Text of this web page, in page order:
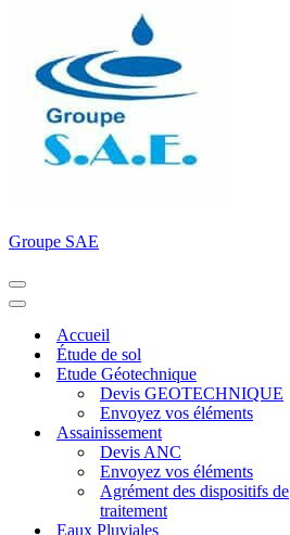
Groupe SAE
Menu
de
Menu
navigationAccueil
Étude de sol
Etude Géotechnique
Devis GEOTECHNIQUE
Envoyez vos éléments
Assainissement
Devis ANC
Envoyez vos éléments
Agrément des dispositifs de
traitement
Eaux Pluviales